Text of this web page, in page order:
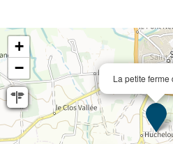
La petite ferme
+
−